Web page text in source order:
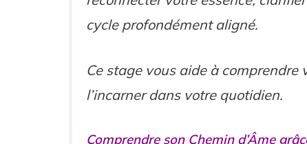
cycle profondément aligné.
Ce stage vous aide à comprendre
l’incarner dans votre quotidien.
Comprendre son Chemin d’Âme